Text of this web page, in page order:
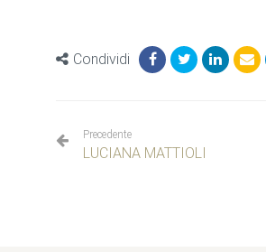
Condividi
Precedente
LUCIANA MATTIOLI